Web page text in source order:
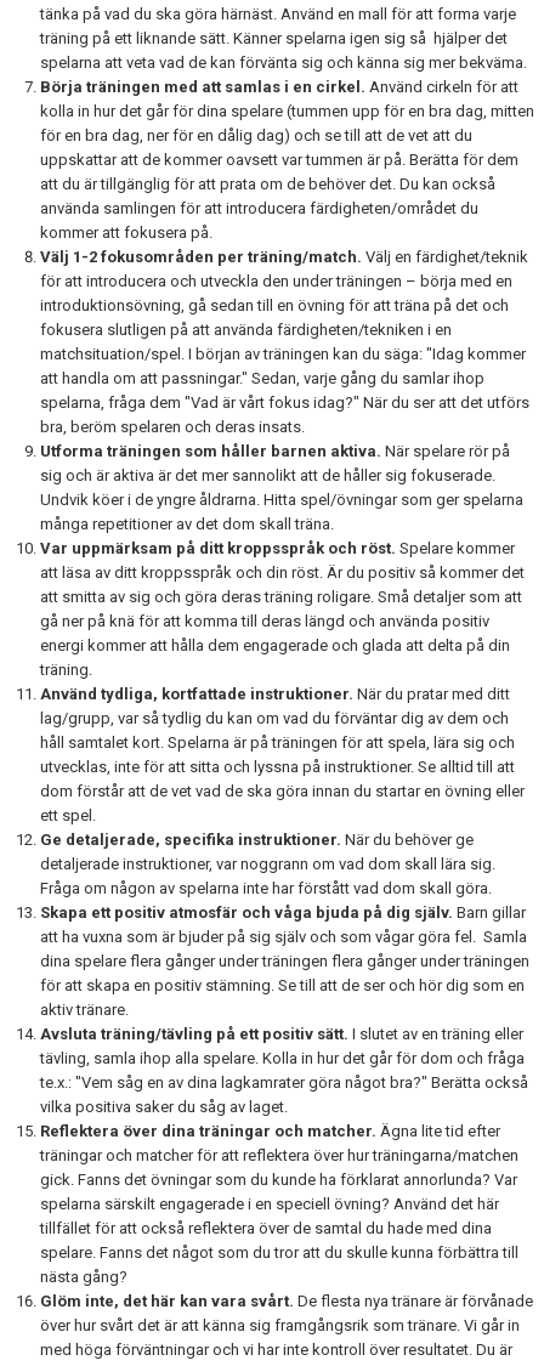
tänka på vad du ska göra härnäst. Använd en mall för att forma varje
träning på ett liknande sätt. Känner spelarna igen sig så hjälper det
spelarna att veta vad de kan förvänta sig och känna sig mer bekväma.
Börja träningen med att samlas i en cirkel. Använd cirkeln för att
kolla in hur det går för dina spelare (tummen upp för en bra dag, mitten
för en bra dag, ner för en dålig dag) och se till att de vet att du
uppskattar att de kommer oavsett var tummen är på. Berätta för dem
att du är tillgänglig för att prata om de behöver det. Du kan också
använda samlingen för att introducera färdigheten/området du
kommer att fokusera på.
Välj 1-2 fokusområden per träning/match. Välj en färdighet/teknik
för att introducera och utveckla den under träningen – börja med en
introduktionsövning, gå sedan till en övning för att träna på det och
fokusera slutligen på att använda färdigheten/tekniken i en
matchsituation/spel. I början av träningen kan du säga: "Idag kommer
att handla om att passningar." Sedan, varje gång du samlar ihop
spelarna, fråga dem "Vad är vårt fokus idag?" När du ser att det utförs
bra, beröm spelaren och deras insats.
Utforma träningen som håller barnen aktiva. När spelare rör på
sig och är aktiva är det mer sannolikt att de håller sig fokuserade.
Undvik köer i de yngre åldrarna. Hitta spel/övningar som ger spelarna
många repetitioner av det dom skall träna.
Var uppmärksam på ditt kroppsspråk och röst. Spelare kommer
att läsa av ditt kroppsspråk och din röst. Är du positiv så kommer det
att smitta av sig och göra deras träning roligare. Små detaljer som att
gå ner på knä för att komma till deras längd och använda positiv
energi kommer att hålla dem engagerade och glada att delta på din
träning.
Använd tydliga, kortfattade instruktioner. När du pratar med ditt
lag/grupp, var så tydlig du kan om vad du förväntar dig av dem och
håll samtalet kort. Spelarna är på träningen för att spela, lära sig och
utvecklas, inte för att sitta och lyssna på instruktioner. Se alltid till att
dom förstår att de vet vad de ska göra innan du startar en övning eller
ett spel.
Ge detaljerade, specifika instruktioner. När du behöver ge
detaljerade instruktioner, var noggrann om vad dom skall lära sig.
Fråga om någon av spelarna inte har förstått vad dom skall göra.
Skapa ett positiv atmosfär och våga bjuda på dig själv. Barn gillar
att ha vuxna som är bjuder på sig själv och som vågar göra fel. Samla
dina spelare flera gånger under träningen flera gånger under träningen
för att skapa en positiv stämning. Se till att de ser och hör dig som en
aktiv tränare.
Avsluta träning/tävling på ett positiv sätt. I slutet av en träning eller
tävling, samla ihop alla spelare. Kolla in hur det går för dom och fråga
te.x.: "Vem såg en av dina lagkamrater göra något bra?" Berätta också
vilka positiva saker du såg av laget.
Reflektera över dina träningar och matcher. Ägna lite tid efter
träningar och matcher för att reflektera över hur träningarna/matchen
gick. Fanns det övningar som du kunde ha förklarat annorlunda? Var
spelarna särskilt engagerade i en speciell övning? Använd det här
tillfället för att också reflektera över de samtal du hade med dina
spelare. Fanns det något som du tror att du skulle kunna förbättra till
nästa gång?
Glöm inte, det här kan vara svårt. De flesta nya tränare är förvånade
över hur svårt det är att känna sig framgångsrik som tränare. Vi går in
med höga förväntningar och vi har inte kontroll över resultatet. Du är